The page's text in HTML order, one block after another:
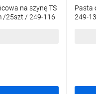
na szynę TS
/25szt./ 249-116
Pasta
249-